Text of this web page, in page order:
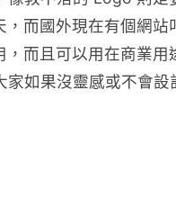
而國外現在有個網
而且可以用在商業用
如果沒靈感或不會